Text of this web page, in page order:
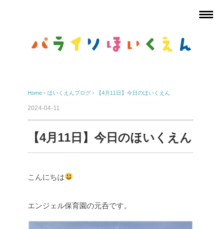
Home › ほいくえんブログ › 【4月11日】今日のほいくえん
2024-04-11
【4月11日】今日のほいくえん
こんにちは
エンジェル保育園の元呑です。